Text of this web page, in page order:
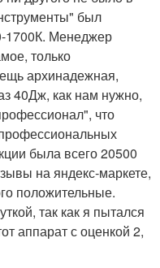
был
1700К. Менеджер
только
архинадежная,
40Дж, как нам нужно,
что
была всего 20500
на яндекс-маркете,
положительные.
так как я пытался
аппарат с оценкой 2,